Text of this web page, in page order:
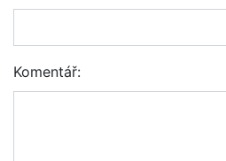
Komentář: